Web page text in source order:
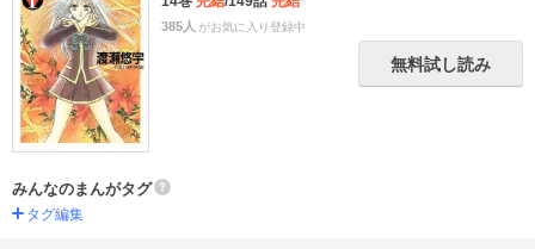
385人 がお気に入り登録中
無料試し読み
みんなのまんがタグ
タグ編集